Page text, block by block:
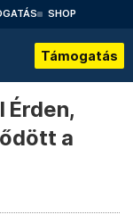
SHOP
Támogatás
a